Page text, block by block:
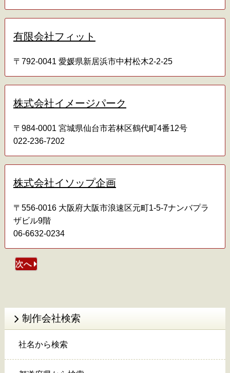
有限会社フィット
〒792-0041 愛媛県新居浜市中村松木2-2-25
株式会社イメージパーク
〒984-0001 宮城県仙台市若林区鶴代町4番12号
022-236-7202
株式会社イソップ企画
〒556-0016 大阪府大阪市浪速区元町1-5-7ナンバプラ
ザビル9階
06-6632-0234
次へ
制作会社検索
社名から検索